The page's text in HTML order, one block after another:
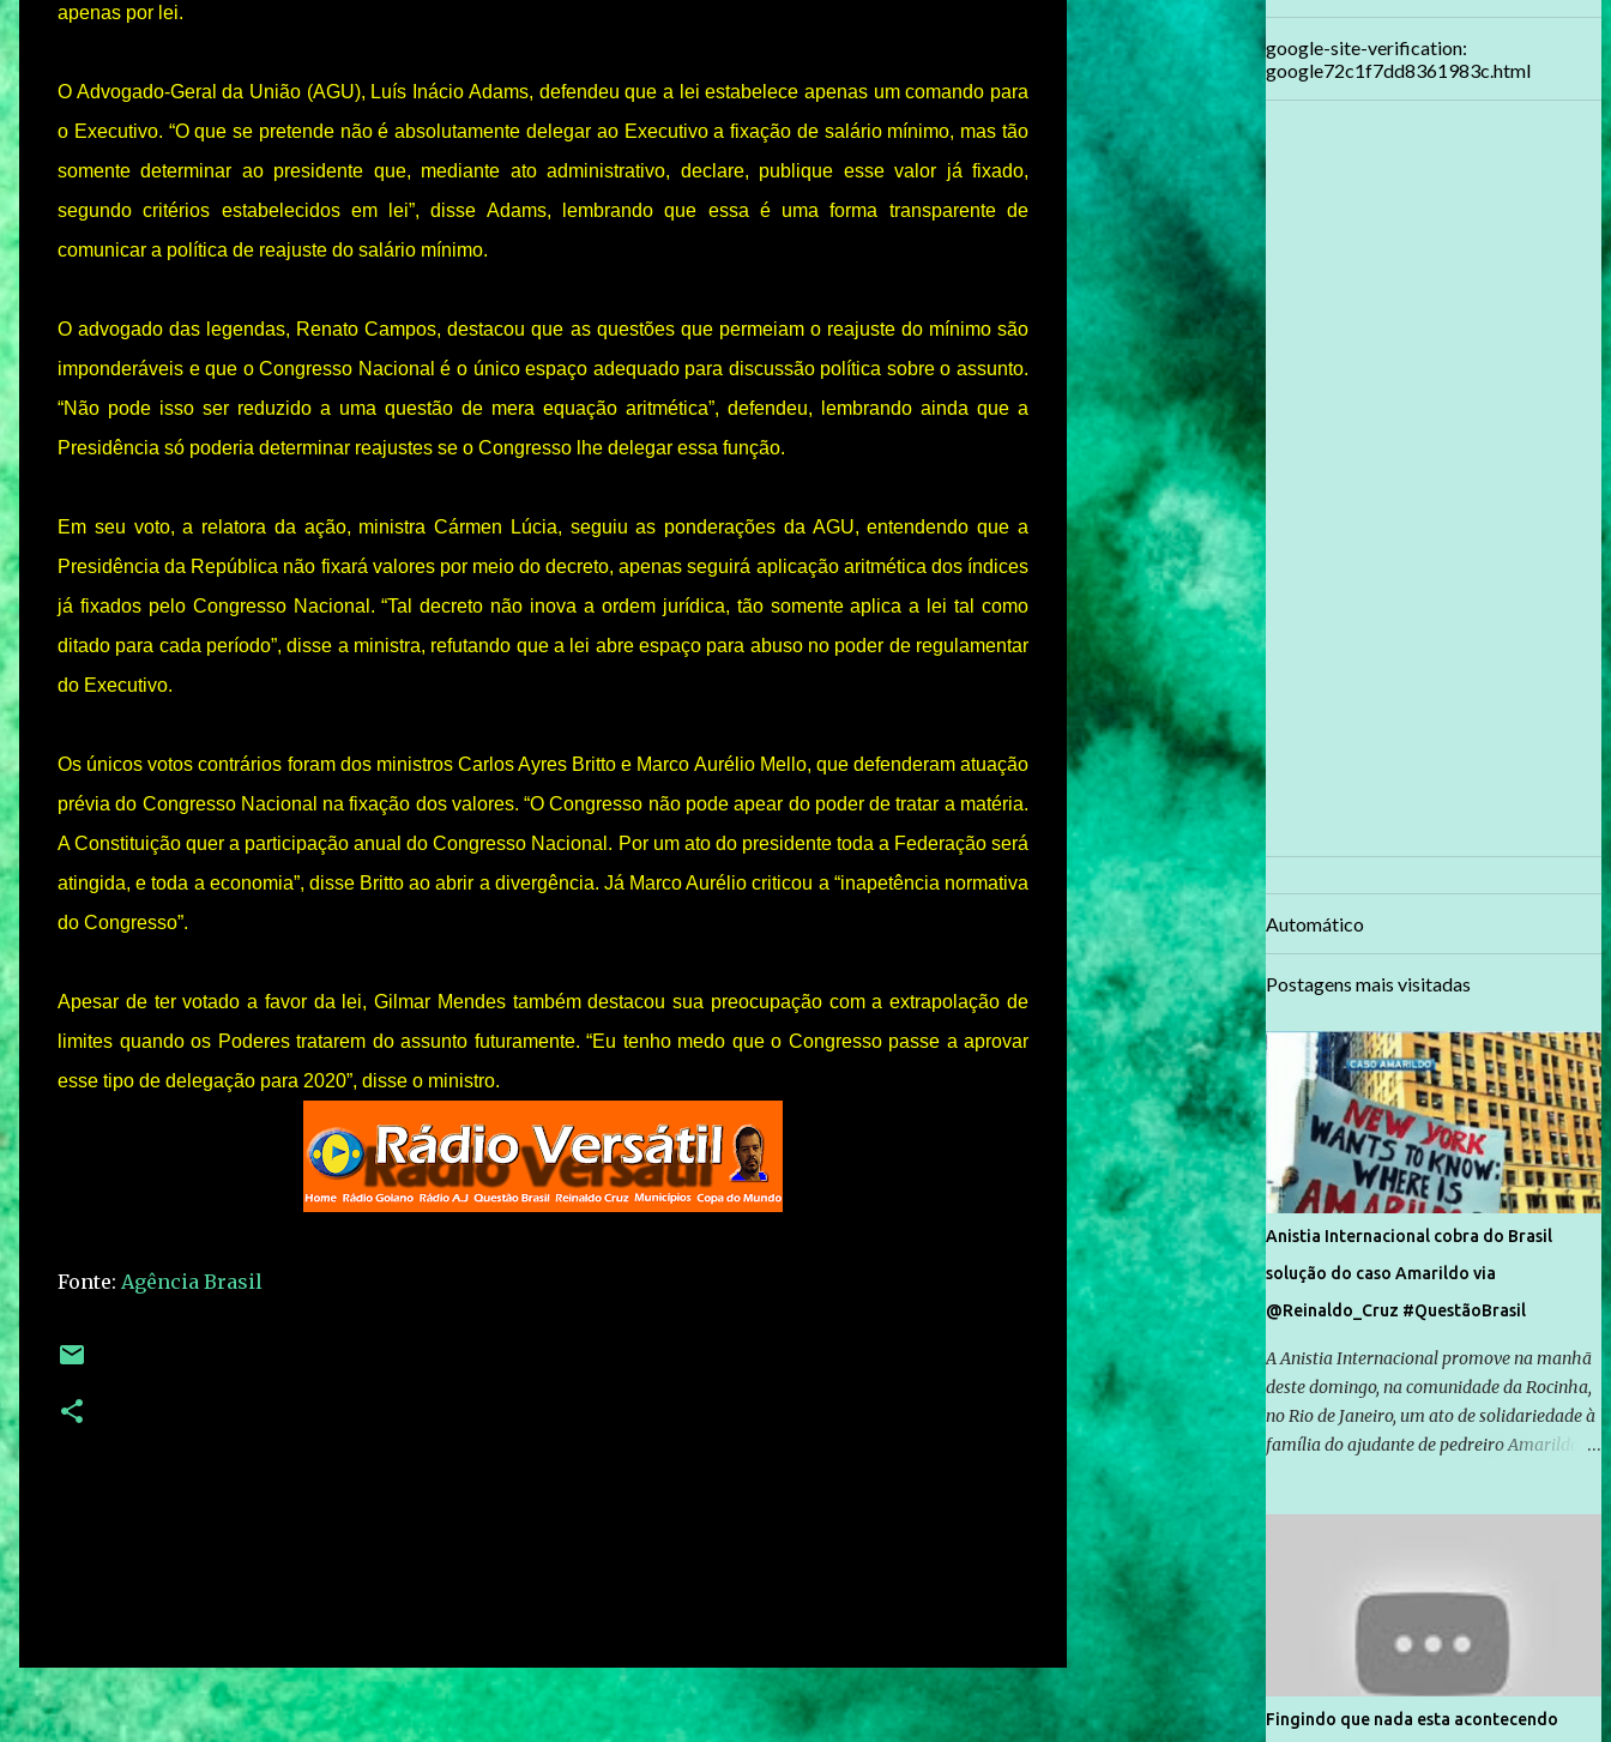
apenas por lei.
O Advogado-Geral da União (AGU), Luís Inácio Adams, defendeu que a lei estabelece apenas um comando para
o Executivo. “O que se pretende não é absolutamente delegar ao Executivo a fixação de salário mínimo, mas tão
somente determinar ao presidente que, mediante ato administrativo, declare, publique esse valor já fixado,
segundo critérios estabelecidos em lei”, disse Adams, lembrando que essa é uma forma transparente de
comunicar a política de reajuste do salário mínimo.
O advogado das legendas, Renato Campos, destacou que as questões que permeiam o reajuste do mínimo são
imponderáveis e que o Congresso Nacional é o único espaço adequado para discussão política sobre o assunto.
“Não pode isso ser reduzido a uma questão de mera equação aritmética”, defendeu, lembrando ainda que a
Presidência só poderia determinar reajustes se o Congresso lhe delegar essa função.
Em seu voto, a relatora da ação, ministra Cármen Lúcia, seguiu as ponderações da AGU, entendendo que a
Presidência da República não fixará valores por meio do decreto, apenas seguirá aplicação aritmética dos índices
já fixados pelo Congresso Nacional. “Tal decreto não inova a ordem jurídica, tão somente aplica a lei tal como
ditado para cada período”, disse a ministra, refutando que a lei abre espaço para abuso no poder de regulamentar
do Executivo.
Os únicos votos contrários foram dos ministros Carlos Ayres Britto e Marco Aurélio Mello, que defenderam atuação
prévia do Congresso Nacional na fixação dos valores. “O Congresso não pode apear do poder de tratar a matéria.
A Constituição quer a participação anual do Congresso Nacional. Por um ato do presidente toda a Federação será
atingida, e toda a economia”, disse Britto ao abrir a divergência. Já Marco Aurélio criticou a “inapetência normativa
do Congresso”.
Apesar de ter votado a favor da lei, Gilmar Mendes também destacou sua preocupação com a extrapolação de
limites quando os Poderes tratarem do assunto futuramente. “Eu tenho medo que o Congresso passe a aprovar
esse tipo de delegação para 2020”, disse o ministro.
Fonte: Agência Brasil
n
t
google-site-verification:
google72c1f7dd8361983c.html
Automático
Postagens mais visitadas
Anistia Internacional cobra do Brasil
solução do caso Amarildo via
@Reinaldo_Cruz #QuestãoBrasil
A Anistia Internacional promove na manhã
deste domingo, na comunidade da Rocinha,
no Rio de Janeiro, um ato de solidariedade à
família do ajudante de pedreiro Amarildo de
Rocinha. A assessora de Direitos Humanos
da Anistia Internacional, Renata Neder, disse
à Agência Brasil que ações e atividades de
mobilização são feitas normalmente pela
organização não governamental. As ações
de solidariedade são promovidas em apoio
Fingindo que nada esta acontecendo